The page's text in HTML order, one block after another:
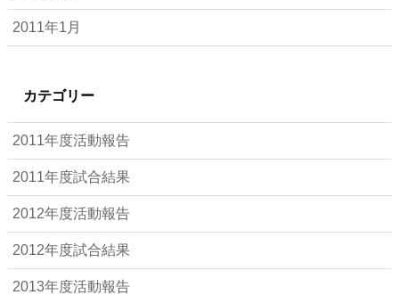
2011年1月
カテゴリー
2011年度活動報告
2011年度試合結果
2012年度活動報告
2012年度試合結果
2013年度活動報告